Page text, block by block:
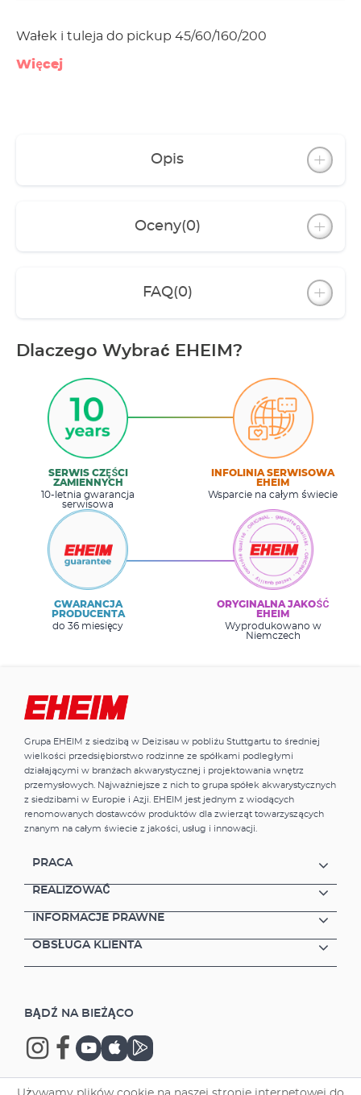
Wałek i tuleja do pickup 45/60/160/200
Więcej
Opis
Oceny(0)
FAQ(0)
Dlaczego Wybrać EHEIM?
SERWIS CZĘŚCI
ZAMIENNYCH
10-letnia gwarancja
serwisowa
INFOLINIA SERWISOWA
EHEIM
Wsparcie na całym świecie
GWARANCJA
PRODUCENTA
do 36 miesięcy
ORYGINALNA JAKOŚĆ
EHEIM
Wyprodukowano w
Niemczech
Grupa EHEIM z siedzibą w Deizisau w pobliżu Stuttgartu to średniej
wielkości przedsiębiorstwo rodzinne ze spółkami podległymi
działającymi w branżach akwarystycznej i projektowania wnętrz
przemysłowych. Najważniejsze z nich to grupa spółek akwarystycznych
z siedzibami w Europie i Azji. EHEIM jest jednym z wiodących
renomowanych dostawców produktów dla zwierząt towarzyszących
znanym na całym świecie z jakości, usług i innowacji.
PRACA
REALIZOWAĆ
INFORMACJE PRAWNE
OBSŁUGA KLIENTA
BĄDŹ NA BIEŻĄCO